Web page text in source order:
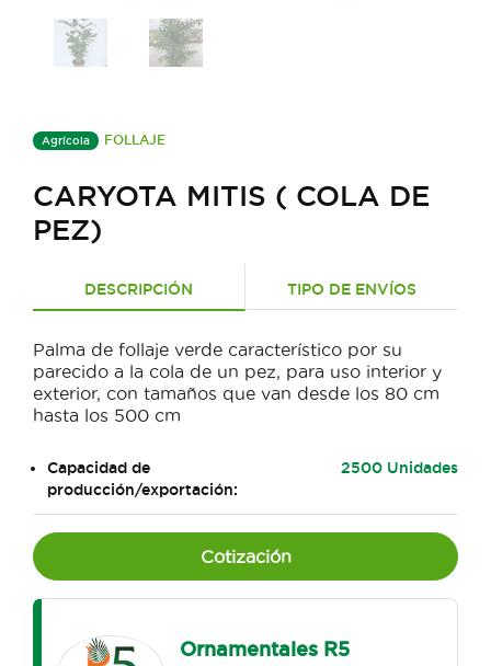
Agrícola FOLLAJE
CARYOTA MITIS ( COLA DE
PEZ)
DESCRIPCIÓN TIPO DE ENVÍOS
Palma de follaje verde característico por su
parecido a la cola de un pez, para uso interior y
exterior, con tamaños que van desde los 80 cm
hasta los 500 cm
Capacidad de
producción/exportación:
2500 Unidades
Cotización
Ornamentales R5